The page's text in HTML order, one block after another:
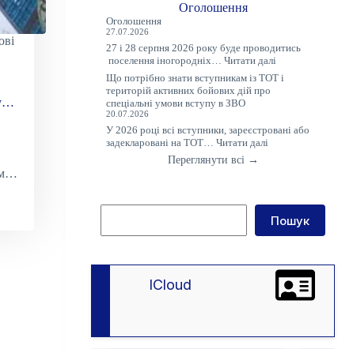
Оголошення
Оголошення
27.07.2026
27 і 28 серпня 2026 року буде проводитись
поселення іногородніх…Читати далі
Оголошення
Що потрібно знати вступникам із ТОТ і
територій активних бойових дій про
спеціальні умови вступу в ЗВО
20.07.2026
У 2026 році всі вступники, зареєстровані або
задекларовані на ТОТ…Читати далі
із
ТОТ
бойових
дій
про
Переглянути всі →
Пошук
lCloud